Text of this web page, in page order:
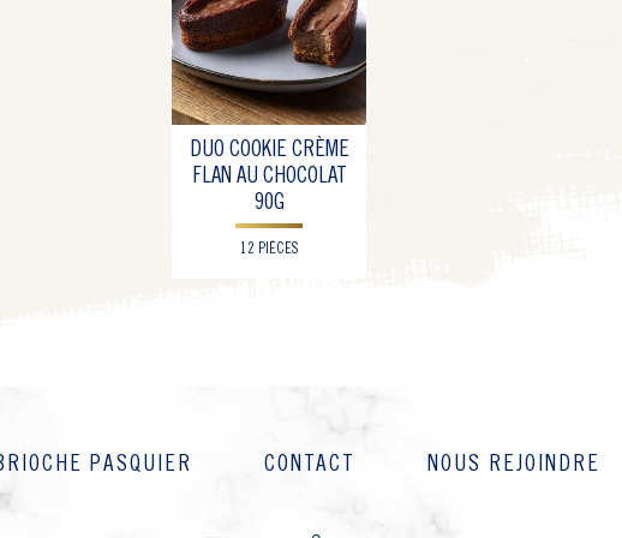
DUO COOKIE CRÈME
FLAN AU CHOCOLAT
90G
12 PIÈCES
PASQUIER CONTACT NOUS REJOINDRE